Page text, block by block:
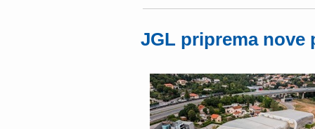
JGL priprema nove